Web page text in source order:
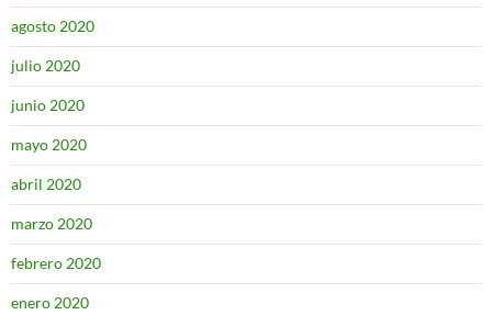
agosto 2020
julio 2020
junio 2020
mayo 2020
abril 2020
marzo 2020
febrero 2020
enero 2020